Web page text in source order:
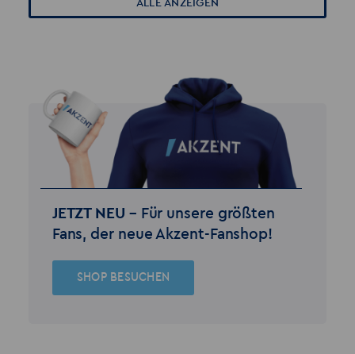
ALLE ANZEIGEN
JETZT NEU – Für unsere größten
Fans, der neue Akzent-Fanshop!
SHOP BESUCHEN